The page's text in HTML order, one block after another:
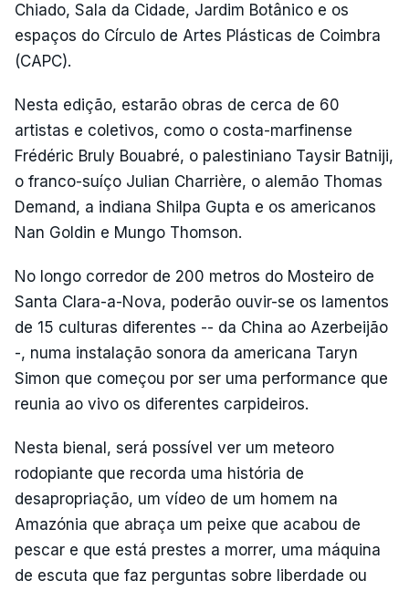
Chiado, Sala da Cidade, Jardim Botânico e os
espaços do Círculo de Artes Plásticas de Coimbra
(CAPC).
Nesta edição, estarão obras de cerca de 60
artistas e coletivos, como o costa-marfinense
Frédéric Bruly Bouabré, o palestiniano Taysir Batniji,
o franco-suíço Julian Charrière, o alemão Thomas
Demand, a indiana Shilpa Gupta e os americanos
Nan Goldin e Mungo Thomson.
No longo corredor de 200 metros do Mosteiro de
Santa Clara-a-Nova, poderão ouvir-se os lamentos
de 15 culturas diferentes -- da China ao Azerbeijão
-, numa instalação sonora da americana Taryn
Simon que começou por ser uma performance que
reunia ao vivo os diferentes carpideiros.
Nesta bienal, será possível ver um meteoro
rodopiante que recorda uma história de
desapropriação, um vídeo de um homem na
Amazónia que abraça um peixe que acabou de
pescar e que está prestes a morrer, uma máquina
de escuta que faz perguntas sobre liberdade ou